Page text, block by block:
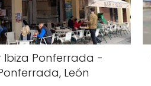
Ibiza Ponferrada -
León